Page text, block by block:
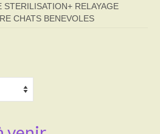
STERILISATION+ RELAYAGE
CHATS BENEVOLES